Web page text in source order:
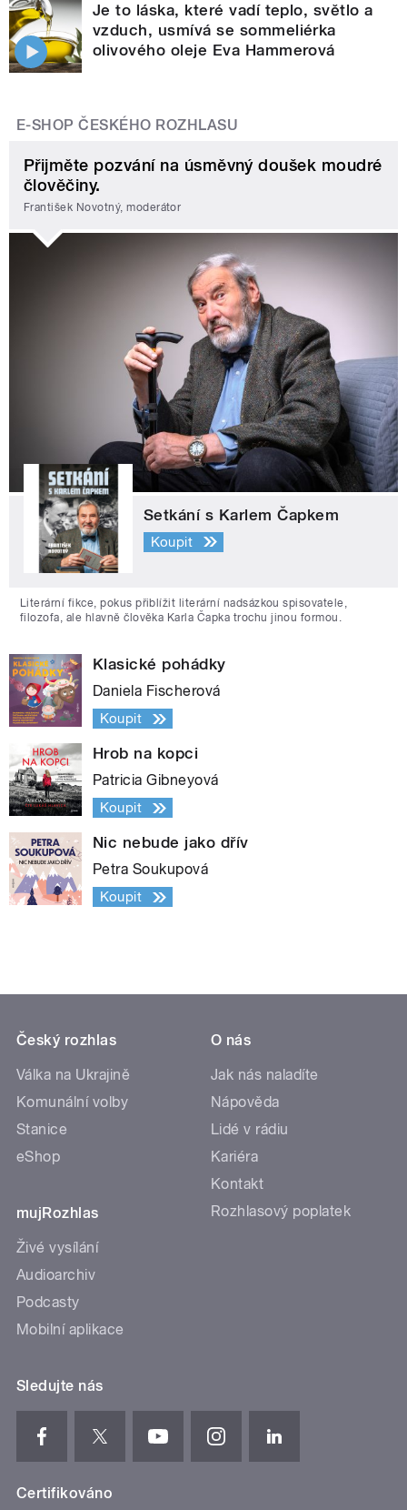
Je to láska, které vadí teplo, světlo a
vzduch, usmívá se sommeliérka
olivového oleje Eva Hammerová
E-SHOP ČESKÉHO ROZHLASU
Přijměte pozvání na úsměvný doušek moudré
člověčiny.
František Novotný, moderátor
Setkání s Karlem Čapkem
Koupit
Literární fikce, pokus přiblížit literární nadsázkou spisovatele,
filozofa, ale hlavně člověka Karla Čapka trochu jinou formou.
Klasické pohádky
Daniela Fischerová
Koupit
Hrob na kopci
Patricia Gibneyová
Koupit
Nic nebude jako dřív
Petra Soukupová
Koupit
Český rozhlas
Válka na Ukrajině
Komunální volby
Stanice
eShop
mujRozhlas
Živé vysílání
Audioarchiv
Podcasty
Mobilní aplikace
O nás
Jak nás naladíte
Nápověda
Lidé v rádiu
Kariéra
Kontakt
Rozhlasový poplatek
Sledujte nás
Certifikováno